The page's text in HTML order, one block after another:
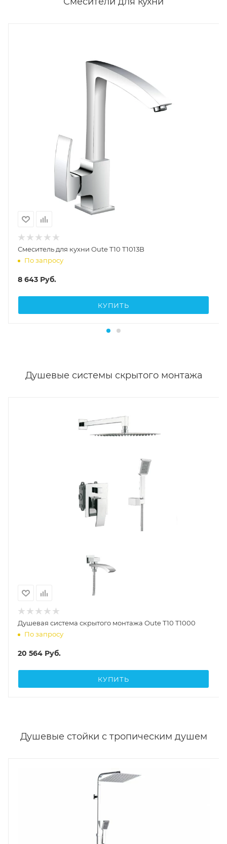
Смеситель для кухни Oute T10 T1013B
По запросу
8 643 Руб.
КУПИТЬ
Душевые системы скрытого монтажа
Душевая система скрытого монтажа Oute T10 T1000
По запросу
20 564 Руб.
КУПИТЬ
Душевые стойки с тропическим душем